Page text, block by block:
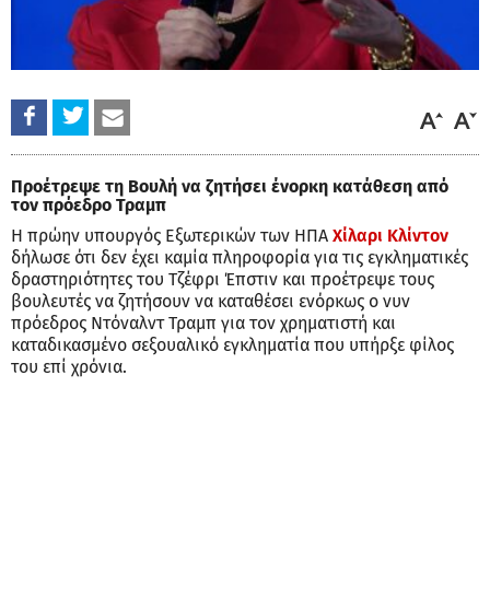
Προέτρεψε τη Βουλή να ζητήσει ένορκη κατάθεση από
τον πρόεδρο Τραμπ
Η πρώην υπουργός Εξωτερικών των ΗΠΑ Χίλαρι Κλίντον
δήλωσε ότι δεν έχει καμία πληροφορία για τις εγκληματικές
δραστηριότητες του Τζέφρι Έπστιν και προέτρεψε τους
βουλευτές να ζητήσουν να καταθέσει ενόρκως ο νυν
πρόεδρος Ντόναλντ Τραμπ για τον χρηματιστή και
καταδικασμένο σεξουαλικό εγκληματία που υπήρξε φίλος
του επί χρόνια.